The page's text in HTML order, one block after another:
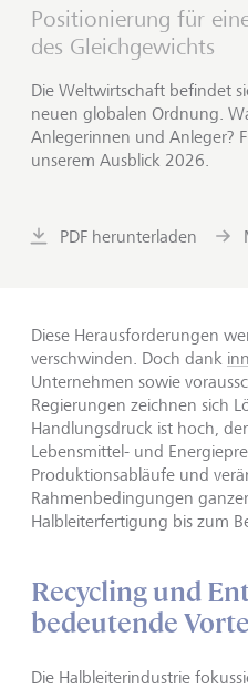
Positionierung für
des Gleichgewichts
Die Weltwirtschaft befindet
neuen globalen Ordnung.
Anlegerinnen und Anleger?
unserem Ausblick 2026.
PDF herunterladen
Diese Herausforderungen
verschwinden. Doch dank
Unternehmen sowie
Regierungen zeichnen sich
Handlungsdruck ist hoch,
Lebensmittel- und
Produktionsabläufe und
Rahmenbedingungen
Halbleiterfertigung bis zum
Recycling und
bedeutende
Die Halbleiterindustrie